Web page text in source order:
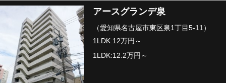
アースグランデ泉
（愛知県名古屋市東区泉1丁目5-11）
1LDK:12万円～
1LDK:12.2万円～